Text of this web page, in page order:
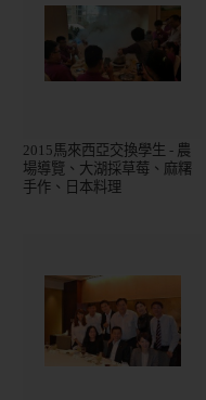
2015馬來西亞交換學生 - 農
場導覽、大湖採草莓、麻糬
手作、日本料理